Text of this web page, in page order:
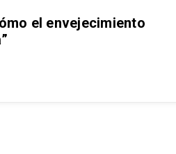
el envejecimiento